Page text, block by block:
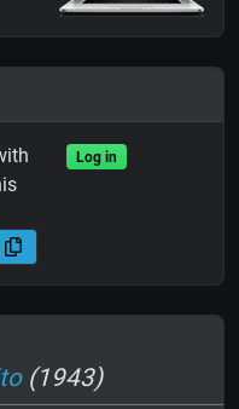
Log in
(1943)